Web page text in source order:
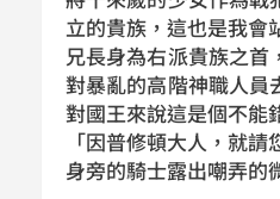
立的貴族，這也是我會
兄長身為右派貴族之
對暴亂的高階神職人員
對國王來說這是個不能
「因普修頓大人，就請
身旁的騎士露出嘲弄的